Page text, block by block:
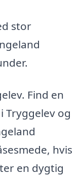
stor
Find en
Tryggelev og
hvis
en dygtig